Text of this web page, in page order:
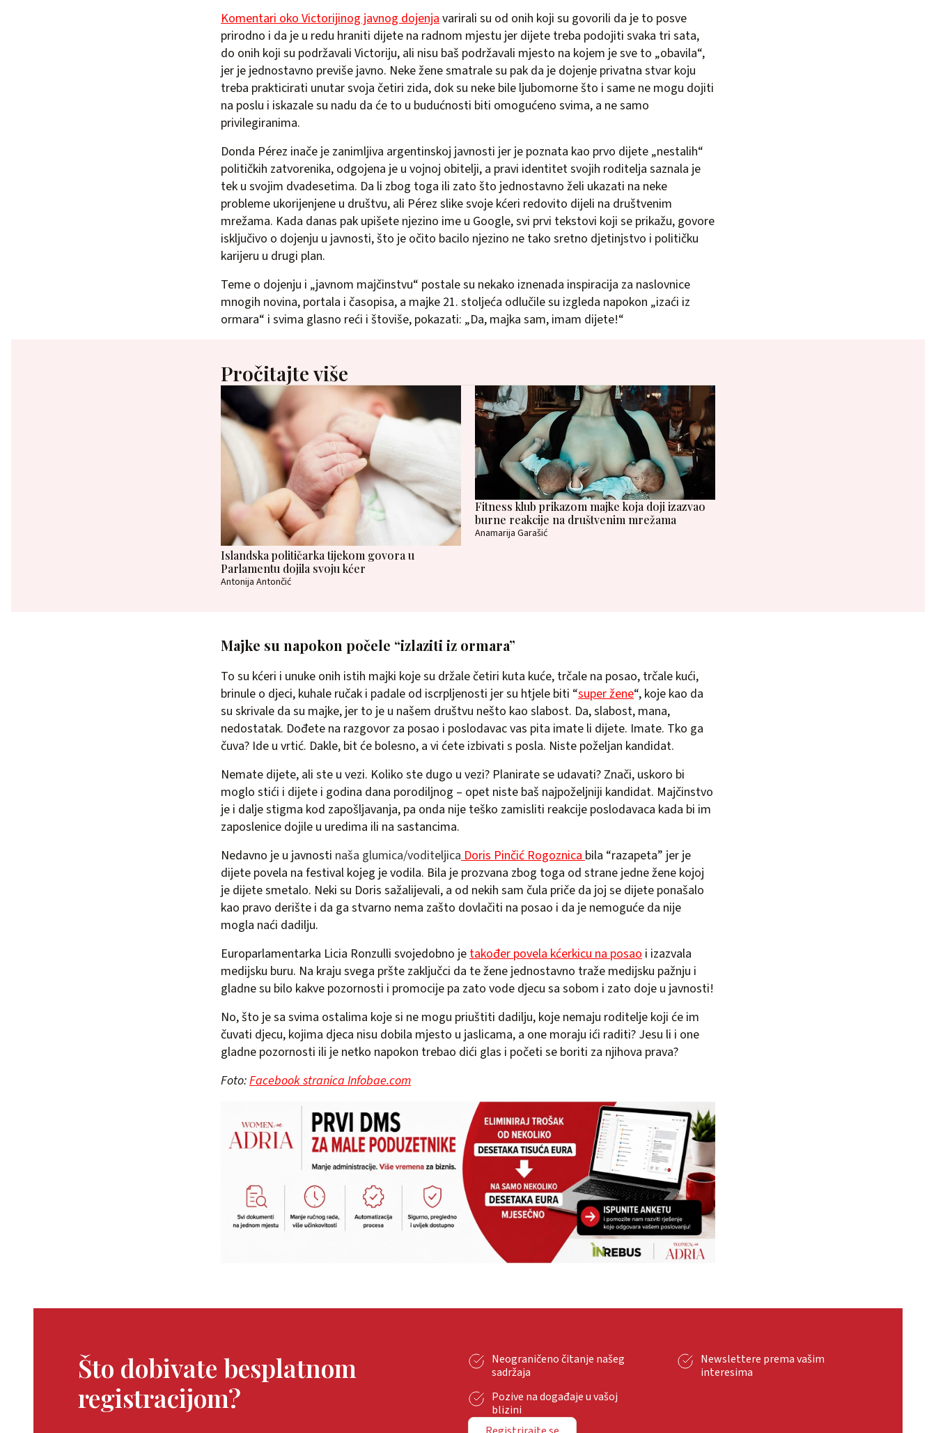
Komentari oko Victorijinog javnog dojenjavarirali su od onih koji su govorili da je to posve
prirodno i da je u redu hraniti dijete na radnom mjestu jer dijete treba podojiti svaka tri sata,
do onih koji su podržavali Victoriju, ali nisu baš podržavali mjesto na kojem je sve to „obavila“,
jer je jednostavno previše javno. Neke žene smatrale su pak da je dojenje privatna stvar koju
treba prakticirati unutar svoja četiri zida, dok su neke bile ljubomorne što i same ne mogu dojiti
na poslu i iskazale su nadu da će to u budućnosti biti omogućeno svima, a ne samo
privilegiranima.
Donda Pérez inače je zanimljiva argentinskoj javnosti jer je poznata kao prvo dijete „nestalih“
političkih zatvorenika, odgojena je u vojnoj obitelji, a pravi identitet svojih roditelja saznala je
tek u svojim dvadesetima. Da li zbog toga ili zato što jednostavno želi ukazati na neke
probleme ukorijenjene u društvu, ali Pérez slike svoje kćeri redovito dijeli na društvenim
mrežama. Kada danas pak upišete njezino ime u Google, svi prvi tekstovi koji se prikažu, govore
isključivo o dojenju u javnosti, što je očito bacilo njezino ne tako sretno djetinjstvo i političku
karijeru u drugi plan.
Teme o dojenju i „javnom majčinstvu“ postale su nekako iznenada inspiracija za naslovnice
mnogih novina, portala i časopisa, a majke 21. stoljeća odlučile su izgleda napokon „izaći iz
ormara“ i svima glasno reći i štoviše, pokazati: „Da, majka sam, imam dijete!“
Pročitajte više
Islandska političarka tijekom govora u
Parlamentu dojila svoju kćer
Antonija Antončić
Fitness klub prikazom majke koja doji izazvao
burne reakcije na društvenim mrežama
Anamarija Garašić
Majke su napokon počele “izlaziti iz ormara”
To su kćeri i unuke onih istih majki koje su držale četiri kuta kuće, trčale na posao, trčale kući,
brinule o djeci, kuhale ručak i padale od iscrpljenosti jer su htjele biti “super žene“, koje kao da
su skrivale da su majke, jer to je u našem društvu nešto kao slabost. Da, slabost, mana,
nedostatak. Dođete na razgovor za posao i poslodavac vas pita imate li dijete. Imate. Tko ga
čuva? Ide u vrtić. Dakle, bit će bolesno, a vi ćete izbivati s posla. Niste poželjan kandidat.
Nemate dijete, ali ste u vezi. Koliko ste dugo u vezi? Planirate se udavati? Znači, uskoro bi
moglo stići i dijete i godina dana porodiljnog – opet niste baš najpoželjniji kandidat. Majčinstvo
je i dalje stigma kod zapošljavanja, pa onda nije teško zamisliti reakcije poslodavaca kada bi im
zaposlenice dojile u uredima ili na sastancima.
Nedavno je u javnosti naša glumica/voditeljicaDoris Pinčić Rogoznicabila “razapeta” jer je
dijete povela na festival kojeg je vodila. Bila je prozvana zbog toga od strane jedne žene kojoj
je dijete smetalo. Neki su Doris sažalijevali, a od nekih sam čula priče da joj se dijete ponašalo
kao pravo derište i da ga stvarno nema zašto dovlačiti na posao i da je nemoguće da nije
mogla naći dadilju.
Europarlamentarka Licia Ronzulli svojedobno jetakođer povela kćerkicu na posao i izazvala
medijsku buru. Na kraju svega pršte zaključci da te žene jednostavno traže medijsku pažnju i
gladne su bilo kakve pozornosti i promocije pa zato vode djecu sa sobom i zato doje u javnosti!
No, što je sa svima ostalima koje si ne mogu priuštiti dadilju, koje nemaju roditelje koji će im
čuvati djecu, kojima djeca nisu dobila mjesto u jaslicama, a one moraju ići raditi? Jesu li i one
gladne pozornosti ili je netko napokon trebao dići glas i početi se boriti za njihova prava?
Foto:Facebook stranica Infobae.com
Što dobivate besplatnom
registracijom?
Neograničeno čitanje našeg
sadržaja
Newslettere prema vašim
interesima
Pozive na događaje u vašoj
blizini